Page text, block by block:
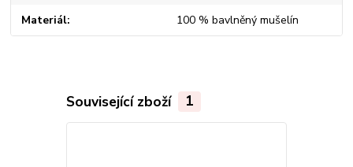
Materiál 100 % bavlněný mušelín
Související zboží 1